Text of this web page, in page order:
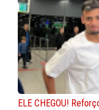
ELE CHEGOU!